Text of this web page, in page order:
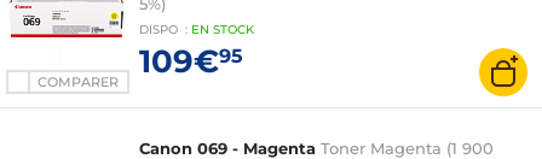
COMPARER
DISPO : EN STOCK
109€95
Canon 069 - Magenta Toner Magenta (1 900